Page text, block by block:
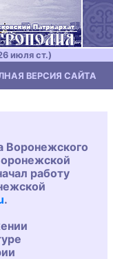
июля ст.)
ВЕРСИЯ САЙТА
Воронежского
работу
.